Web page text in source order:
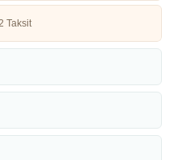
Taksit